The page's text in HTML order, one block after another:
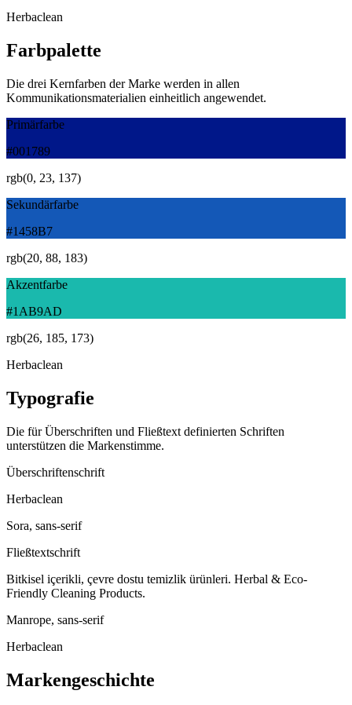
Herbaclean
Farbpalette
Die drei Kernfarben der Marke werden in allen
Kommunikationsmaterialien einheitlich angewendet.
Primärfarbe
#001789
rgb(0, 23, 137)
Sekundärfarbe
#1458B7
rgb(20, 88, 183)
Akzentfarbe
#1AB9AD
rgb(26, 185, 173)
Herbaclean
Typografie
Die für Überschriften und Fließtext definierten Schriften
unterstützen die Markenstimme.
Überschriftenschrift
Herbaclean
Sora, sans-serif
Fließtextschrift
Bitkisel içerikli, çevre dostu temizlik ürünleri. Herbal & Eco-
Friendly Cleaning Products.
Manrope, sans-serif
Herbaclean
Markengeschichte